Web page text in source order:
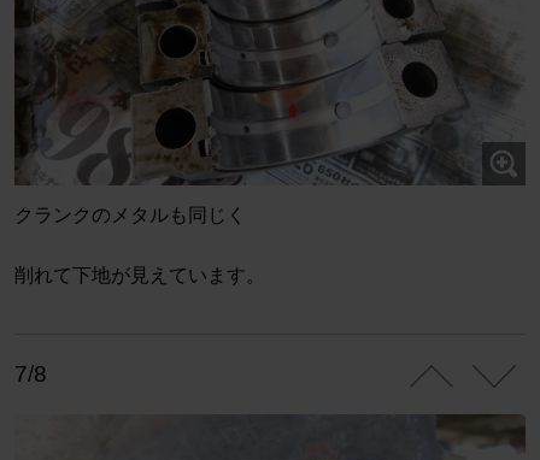
クランクのメタルも同じく
削れて下地が見えています。
7/8